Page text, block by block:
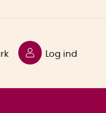
Log ind